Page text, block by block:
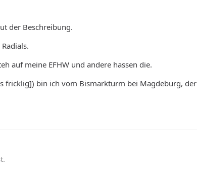
der Beschreibung.
auf meine EFHW und andere hassen die.
fricklig]) bin ich vom Bismarkturm bei Magdeburg,